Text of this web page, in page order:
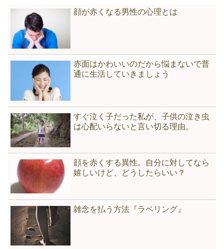
顔が赤くなる男性の心理とは
赤面はかわいいのだから悩まないで普
通に生活していきましょう
すぐ泣く子だった私が、子供の泣き虫
は心配いらないと言い切る理由。
顔を赤くする異性。自分に対してなら
嬉しいけど、どうしたらいい？
雑念を払う方法『ラベリング』